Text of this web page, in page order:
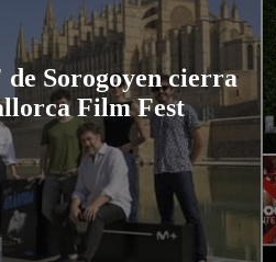
Sorogoyen cierra
Film Fest